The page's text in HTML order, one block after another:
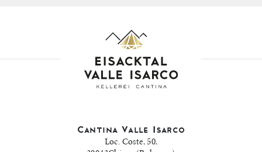
Cantina Valle Isarco
Loc. Coste, 50,